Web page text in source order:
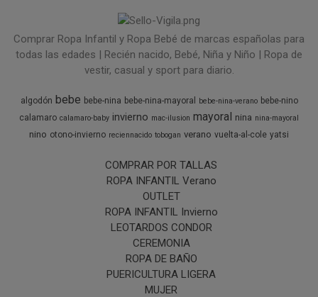
Comprar Ropa Infantil y Ropa Bebé de marcas españolas para
todas las edades | Recién nacido, Bebé, Niña y Niño | Ropa de
vestir, casual y sport para diario.
algodón bebe bebe-nina bebe-nina-mayoral bebe-nina-verano bebe-nino
calamaro calamaro-baby invierno mac-ilusion mayoral nina nina-mayoral
nino otono-invierno reciennacido tobogan verano vuelta-al-cole yatsi
COMPRAR POR TALLAS
ROPA INFANTIL Verano
OUTLET
ROPA INFANTIL Invierno
LEOTARDOS CONDOR
CEREMONIA
ROPA DE BAÑO
PUERICULTURA LIGERA
MUJER